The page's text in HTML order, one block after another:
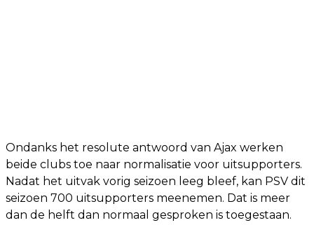
Ondanks het resolute antwoord van Ajax werken
beide clubs toe naar normalisatie voor uitsupporters.
Nadat het uitvak vorig seizoen leeg bleef, kan PSV dit
seizoen 700 uitsupporters meenemen. Dat is meer
dan de helft dan normaal gesproken is toegestaan.